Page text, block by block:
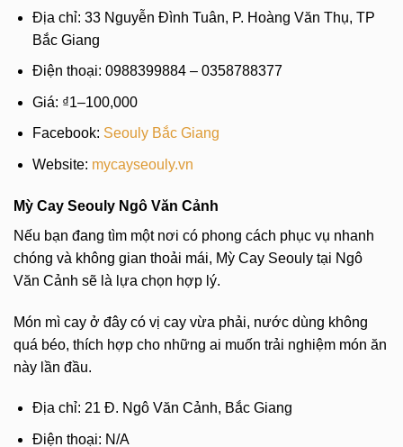
Địa chỉ: 33 Nguyễn Đình Tuân, P. Hoàng Văn Thụ, TP
Bắc Giang
Điện thoại: 0988399884 – 0358788377
Giá: ₫1–100,000
Facebook: Seouly Bắc Giang
Website: mycayseouly.vn
Mỳ Cay Seouly Ngô Văn Cảnh
Nếu bạn đang tìm một nơi có phong cách phục vụ nhanh
chóng và không gian thoải mái, Mỳ Cay Seouly tại Ngô
Văn Cảnh sẽ là lựa chọn hợp lý.
Món mì cay ở đây có vị cay vừa phải, nước dùng không
quá béo, thích hợp cho những ai muốn trải nghiệm món ăn
này lần đầu.
Địa chỉ: 21 Đ. Ngô Văn Cảnh, Bắc Giang
Điện thoại: N/A